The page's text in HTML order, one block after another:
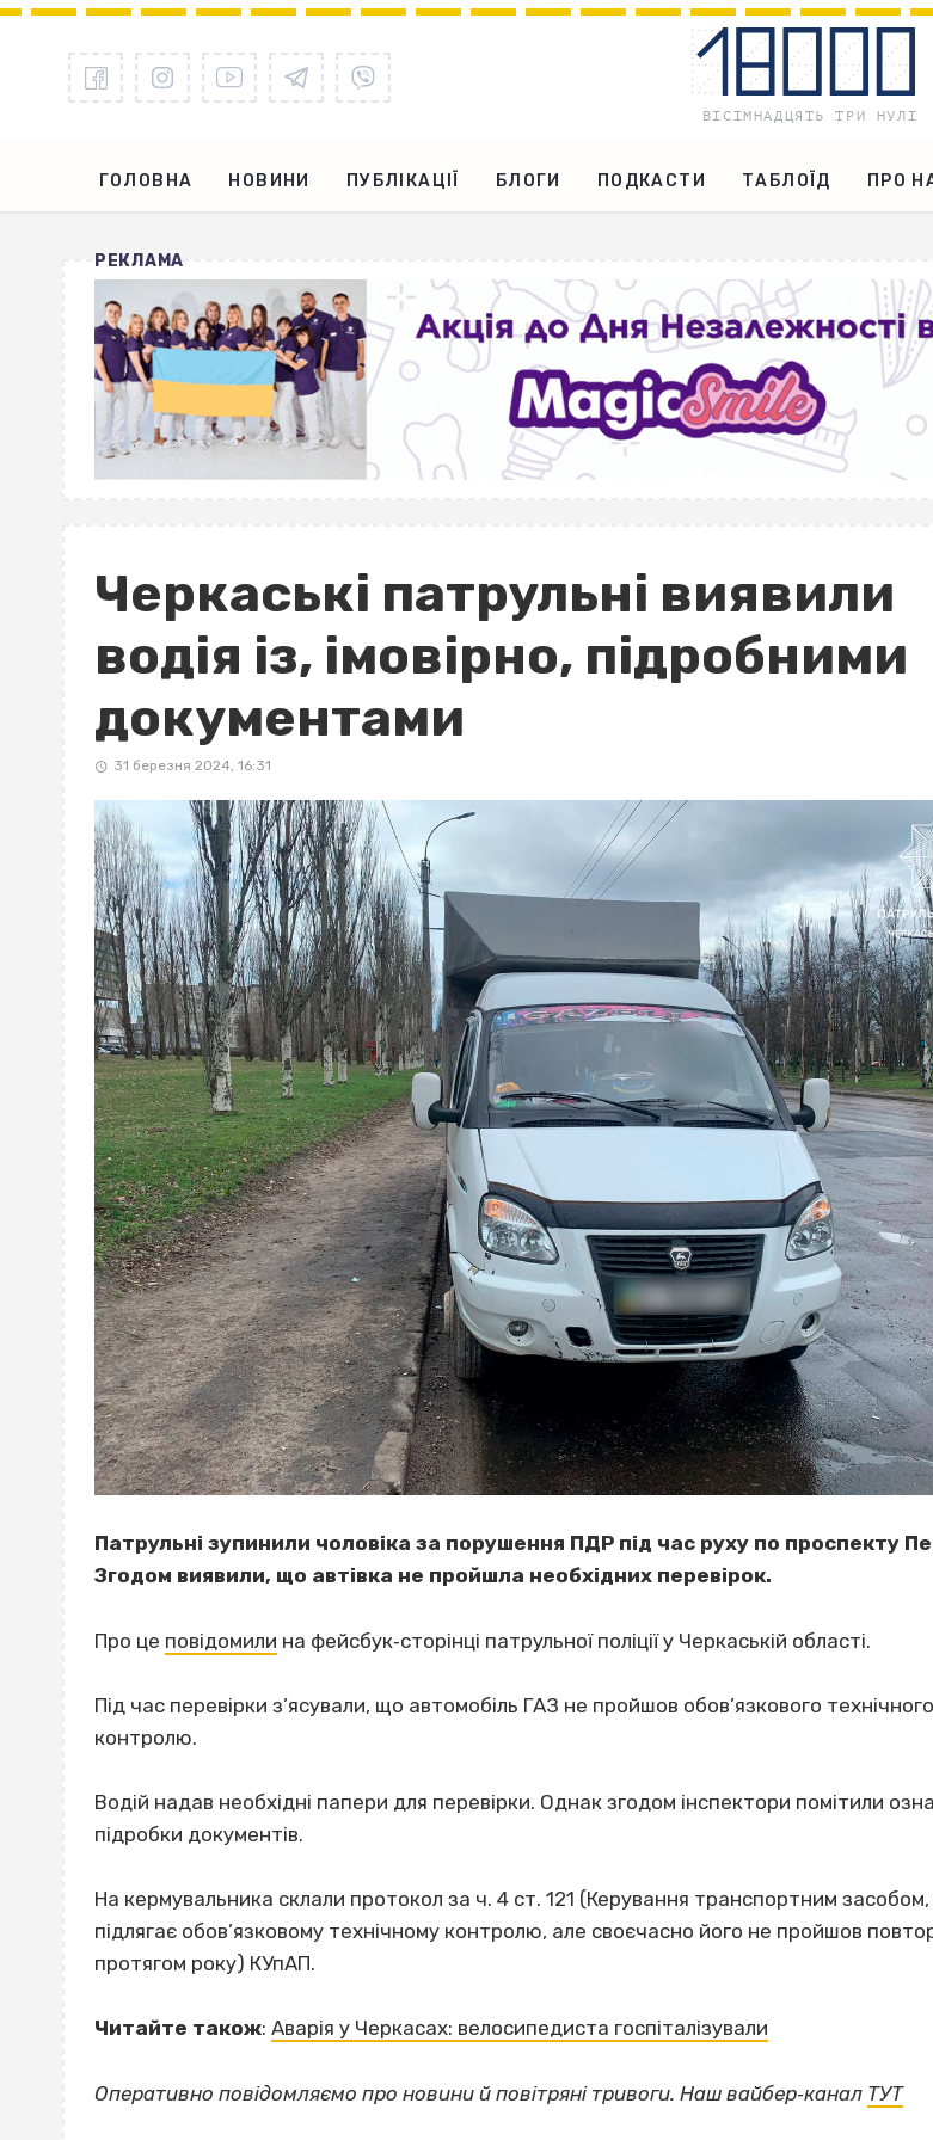
ГОЛОВНА НОВИНИ ПУБЛІКАЦІЇ БЛОГИ ПОДКАСТИ ТАБЛОЇД ПРО
РЕКЛАМА
Черкаські патрульні виявили
водія із, імовірно, підробними
документами
31 березня 2024, 16:31
Патрульні зупинили чоловіка за порушення ПДР під час руху по проспекту
Згодом виявили, що автівка не пройшла необхідних перевірок.
Про це повідомили на фейсбук‐сторінці патрульної поліції у Черкаській області.
Під час перевірки з’ясували, що автомобіль ГАЗ не пройшов обов’язкового технічного
контролю.
Водій надав необхідні папери для перевірки. Однак згодом інспектори помітили
підробки документів.
На кермувальника склали протокол за ч. 4 ст. 121 (Керування транспортним
підлягає обов’язковому технічному контролю, але своєчасно його не пройшов
протягом року) КУпАП.
Читайте також: Аварія у Черкасах: велосипедиста госпіталізували
Оперативно повідомляємо про новини й повітряні тривоги. Наш вайбер‐канал ТУТ
ВІСІМНАДЦЯТЬ